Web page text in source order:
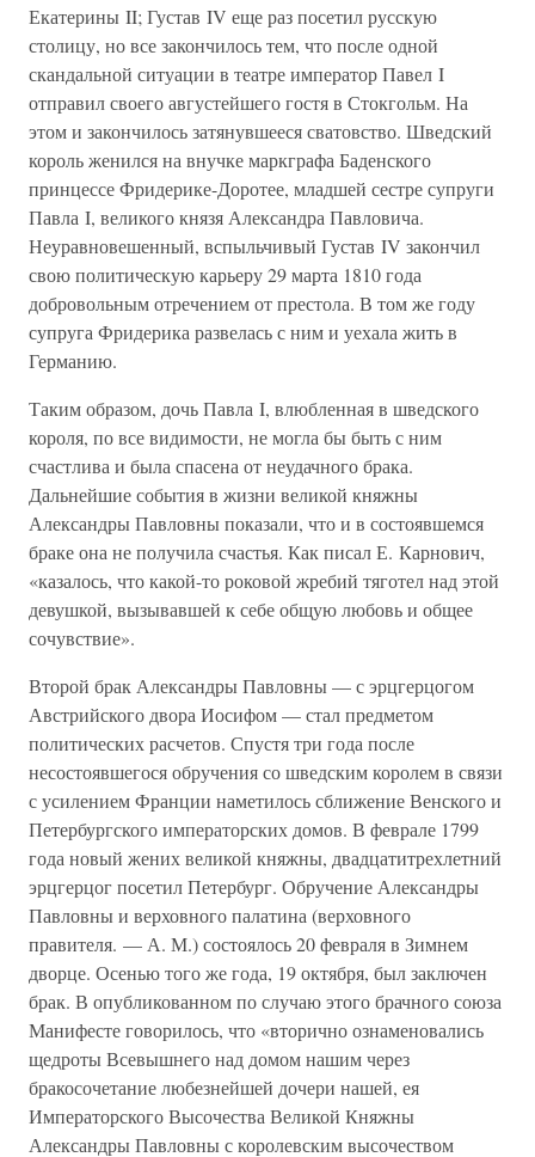
Екатерины II; Густав IV еще раз посетил русскую
столицу, но все закончилось тем, что после одной
скандальной ситуации в театре император Павел I
отправил своего августейшего гостя в Стокгольм. На
этом и закончилось затянувшееся сватовство. Шведский
король женился на внучке маркграфа Баденского
принцессе Фридерике-Доротее, младшей сестре супруги
Павла I, великого князя Александра Павловича.
Неуравновешенный, вспыльчивый Густав IV закончил
свою политическую карьеру 29 марта 1810 года
добровольным отречением от престола. В том же году
супруга Фридерика развелась с ним и уехала жить в
Германию.
Таким образом, дочь Павла I, влюбленная в шведского
короля, по все видимости, не могла бы быть с ним
счастлива и была спасена от неудачного брака.
Дальнейшие события в жизни великой княжны
Александры Павловны показали, что и в состоявшемся
браке она не получила счастья. Как писал Е. Карнович,
«казалось, что какой-то роковой жребий тяготел над этой
девушкой, вызывавшей к себе общую любовь и общее
сочувствие».
Второй брак Александры Павловны — с эрцгерцогом
Австрийского двора Иосифом — стал предметом
политических расчетов. Спустя три года после
несостоявшегося обручения со шведским королем в связи
с усилением Франции наметилось сближение Венского и
Петербургского императорских домов. В феврале 1799
года новый жених великой княжны, двадцатитрехлетний
эрцгерцог посетил Петербург. Обручение Александры
Павловны и верховного палатина (верховного
правителя. — А. М.) состоялось 20 февраля в Зимнем
дворце. Осенью того же года, 19 октября, был заключен
брак. В опубликованном по случаю этого брачного союза
Манифесте говорилось, что «вторично ознаменовались
щедроты Всевышнего над домом нашим через
бракосочетание любезнейшей дочери нашей, ея
Императорского Высочества Великой Княжны
Александры Павловны с королевским высочеством